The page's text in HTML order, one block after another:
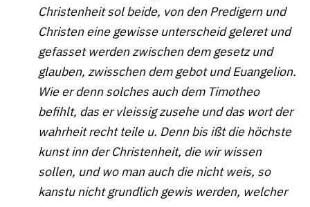
Christenheit sol beide, von den Predigern und
Christen eine gewisse unterscheid geleret und
gefasset werden zwischen dem gesetz und
glauben, zwisschen dem gebot und Euangelion.
Wie er denn solches auch dem Timotheo
befihlt, das er vleissig zusehe und das wort der
wahrheit recht teile u. Denn bis ißt die höchste
kunst inn der Christenheit, die wir wissen
sollen, und wo man auch die nicht weis, so
kanstu nicht grundlich gewis werden, welcher